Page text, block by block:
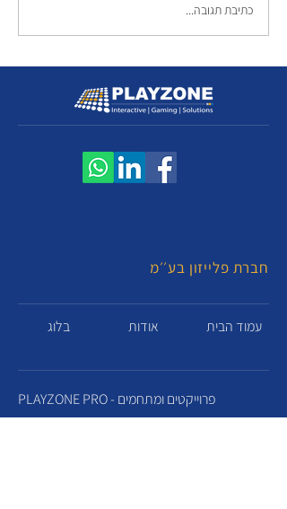
כתיבת תגובה...
חברת פלייזון בע׳׳מ
בלוג אודות עמוד הבית
PLAYZONE PRO - פרוייקטים ומתחמים